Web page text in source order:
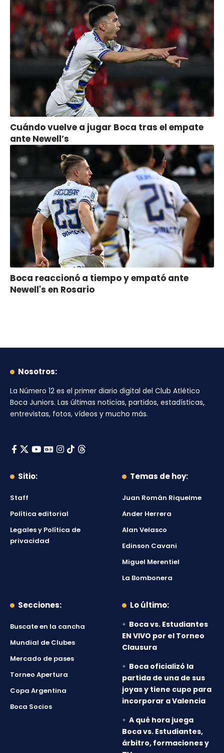
Cuándo vuelve a jugar Boca tras el empate
ante Newell’s
Boca reaccionó a tiempo y empató ante
Newell's en Rosario
Nosotros:
La Número 12 es el primer diario digital del Club Atlético
Boca Juniors. Las últimas noticias, partidos, estadísticas,
entrevistas, fotos, vídeos y mucho más.
Sitio:
Staff
Política editorial
Legales y Política de
privacidad
Temas de hoy:
Juan Román Riquelme
Ander Herrera
Alan Velasco
Edinson Cavani
Miguel Merentiel
La Bombonera
Secciones:
Buscate en la cancha
Mundial de Clubes
Mercado de pases
Torneo Apertura
Copa Argentina
Boca Socios
Lo último:
Boca vs. Estudiantes
EN VIVO por el Torneo
Clausura
Boca oficializó la
partida de una de sus
joyas y tiene cupo para
incorporar a Valencia
A qué hora juega
Boca vs. Estudiantes,
árbitro, formaciones y